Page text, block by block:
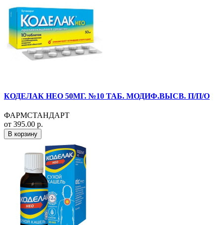
КОДЕЛАК НЕО 50МГ. №10 ТАБ. МОДИФ.ВЫСВ. П/П/О
ФАРМСТАНДАРТ
от 395.00 р.
В корзину